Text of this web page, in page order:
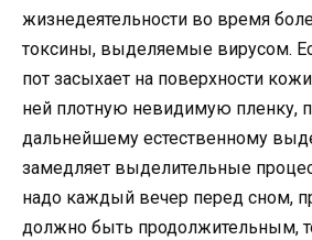
жизнедеятельности во время
токсины, выделяемые вирусом.
пот засыхает на поверхности
ней плотную невидимую пленку,
дальнейшему естественному
замедляет выделительные
надо каждый вечер перед сном,
должно быть продолжительным,